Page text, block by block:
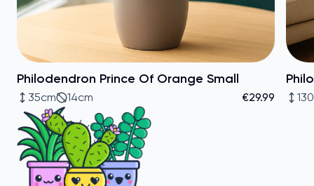
Philodendron Prince Of Orange Small
35cm 14cm €29.99